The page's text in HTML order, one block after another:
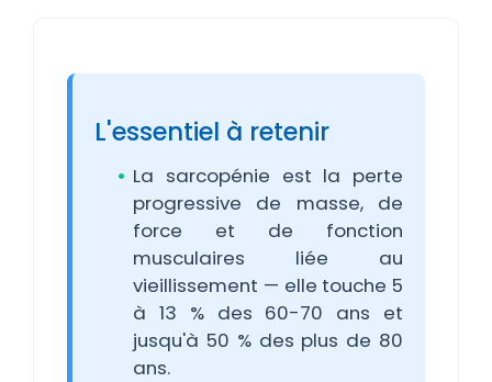
L'essentiel à retenir
La sarcopénie est la perte
progressive de masse, de
force et de fonction
musculaires liée au
vieillissement — elle touche 5
à 13 % des 60-70 ans et
jusqu'à 50 % des plus de 80
ans.